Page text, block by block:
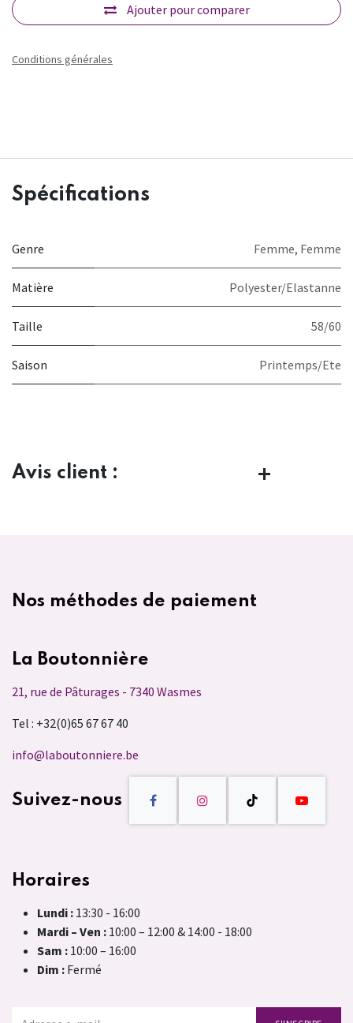
Ajouter pour comparer
Conditions générales
Spécifications
Genre Femme, Femme
Matière Polyester/Elastanne
Taille 58/60
Saison Printemps/Ete
Avis client :
Nos méthodes de paiement
La Boutonnière
21, rue de Pâturages - 7340 Wasmes
Tel : +32(0)65 67 67 40
info@laboutonniere.be
Suivez-nous
Horaires
Lundi : 13:30 - 16:00
Mardi – Ven : 10:00 – 12:00 & 14:00 - 18:00
Sam : 10:00 – 16:00
Dim : Fermé